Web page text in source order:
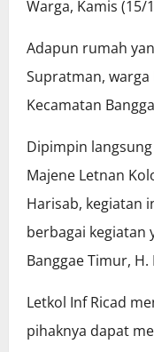
Warga, Kamis (15/
Adapun rumah
Supratman,
Kecamatan
Dipimpin
Majene Letnan
Harisab, kegiatan
berbagai kegiatan
Banggae Timur,
Letkol Inf Ricad
pihaknya dapat